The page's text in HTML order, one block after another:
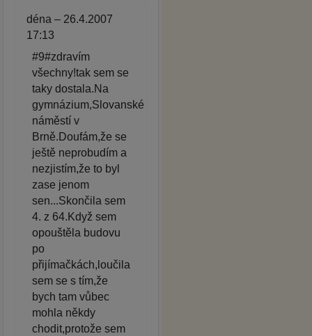
déna – 26.4.2007
17:13
#9#zdravím
všechny!tak sem se
taky dostala.Na
gymnázium,Slovanské
náměstí v
Brně.Doufám,že se
ještě neprobudím a
nezjistím,že to byl
zase jenom
sen...Skončila sem
4. z 64.Když sem
opouštěla budovu
po
přijímačkách,loučila
sem se s tím,že
bych tam vůbec
mohla někdy
chodit,protože sem